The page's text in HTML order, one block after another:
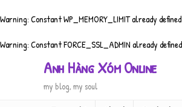
Warning: Constant WP_MEMORY_LIMIT already
Warning: Constant FORCE_SSL_ADMIN already
Anh Hàng Xóm Online
my blog, my soul